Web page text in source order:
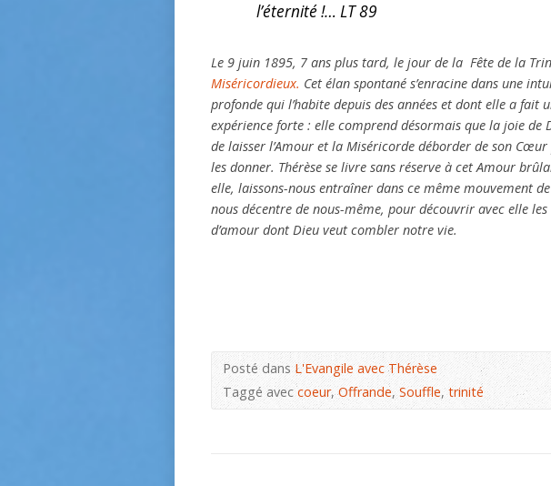
l’éternité !… LT 89
Le 9 juin 1895, 7 ans plus tard, le jour de la Fête de la
Miséricordieux. Cet élan spontané s’enracine dans une
profonde qui l’habite depuis des années et dont elle a fait
expérience forte : elle comprend désormais que la joie de
de laisser l’Amour et la Miséricorde déborder de son
les donner. Thérèse se livre sans réserve à cet Amour
elle, laissons-nous entraîner dans ce même mouvement de
nous décentre de nous-même, pour découvrir avec elle
d’amour dont Dieu veut combler notre vie.
Posté dansL'Evangile avec Thérèse
Taggé aveccoeur,Offrande,Souffle,trinité